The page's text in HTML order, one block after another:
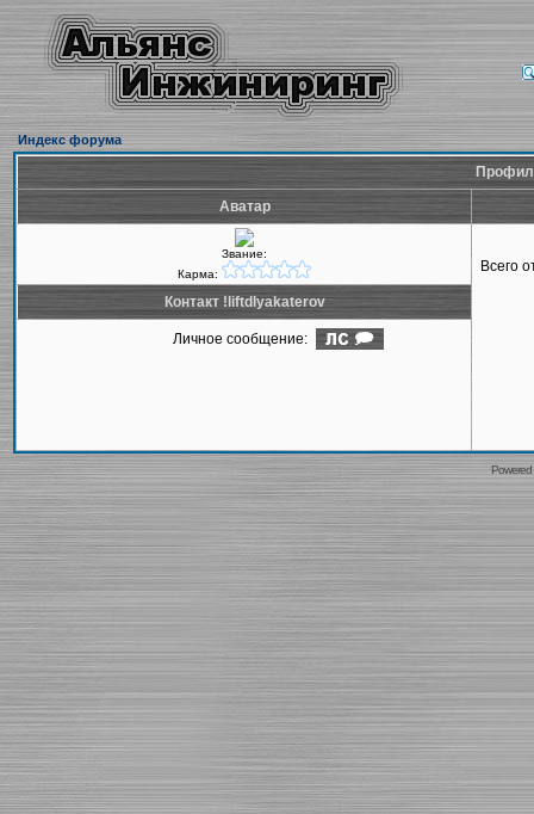
Индекс форума
Аватар
Звание:
Карма:
Всего
Контакт !liftdlyakaterov
Личное сообщение: